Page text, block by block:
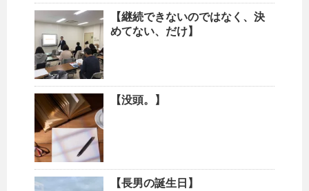
【継続できないのではなく、決
めてない、だけ】
【没頭。】
【長男の誕生日】